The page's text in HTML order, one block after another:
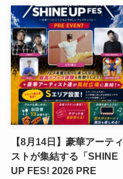
【8月14日】豪華アーティ
ストが集結する「SHINE
UP FES! 2026 PRE